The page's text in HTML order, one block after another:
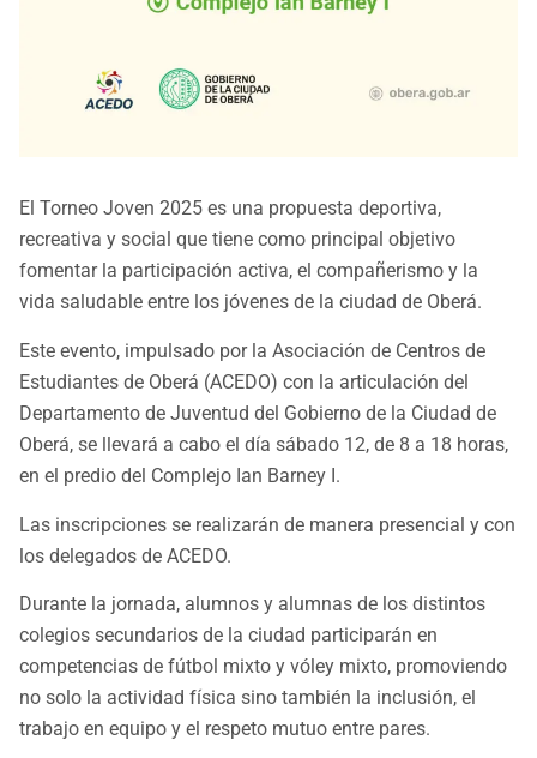
El Torneo Joven 2025 es una propuesta deportiva,
recreativa y social que tiene como principal objetivo
fomentar la participación activa, el compañerismo y la
vida saludable entre los jóvenes de la ciudad de Oberá.
Este evento, impulsado por la Asociación de Centros de
Estudiantes de Oberá (ACEDO) con la articulación del
Departamento de Juventud del Gobierno de la Ciudad de
Oberá, se llevará a cabo el día sábado 12, de 8 a 18 horas,
en el predio del Complejo Ian Barney I.
Las inscripciones se realizarán de manera presencial y con
los delegados de ACEDO.
Durante la jornada, alumnos y alumnas de los distintos
colegios secundarios de la ciudad participarán en
competencias de fútbol mixto y vóley mixto, promoviendo
no solo la actividad física sino también la inclusión, el
trabajo en equipo y el respeto mutuo entre pares.